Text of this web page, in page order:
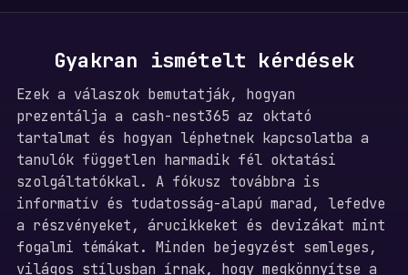
Gyakran ismételt kérdések
Ezek a válaszok bemutatják, hogyan
prezentálja a cash-nest365 az oktató
tartalmat és hogyan léphetnek kapcsolatba a
tanulók független harmadik fél oktatási
szolgáltatókkal. A fókusz továbbra is
informatív és tudatosság-alapú marad, lefedve
a részvényeket, árucikkeket és devizákat mint
fogalmi témákat. Minden bejegyzést semleges,
világos stílusban írnak, hogy megkönnyítse a